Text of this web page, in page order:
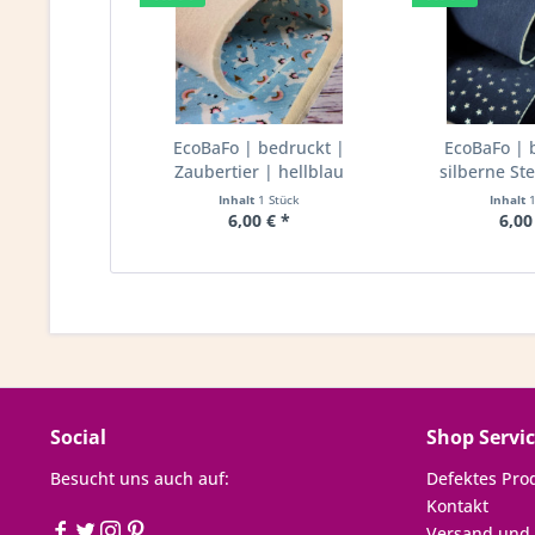
EcoBaFo | bedruckt |
Zaubertier | hellblau
Inhalt 1 Stück
6,00 € *
EcoBaFo |
silberne
Inhalt
Social
Besucht uns auch auf:
Shop
Defektes
Kontakt